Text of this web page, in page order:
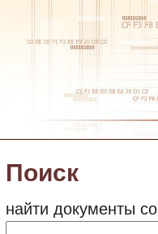
Поиск
найти документы